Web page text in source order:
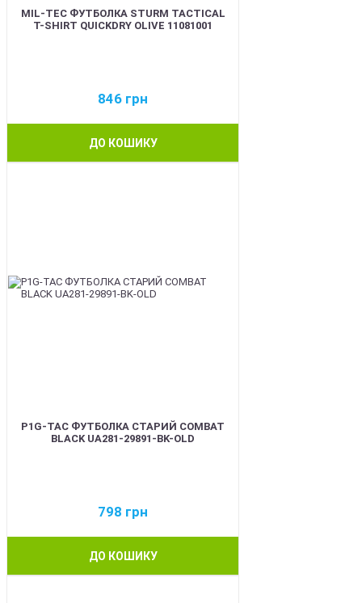
MIL-TEC ФУТБОЛКА STURM TACTICAL
T-SHIRT QUICKDRY OLIVE 11081001
846 грн
ДО КОШИКУ
P1G-TAC ФУТБОЛКА СТАРИЙ COMBAT
BLACK UA281-29891-BK-OLD
798 грн
ДО КОШИКУ